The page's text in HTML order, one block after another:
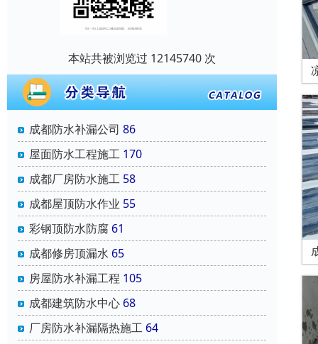
本站共被浏览过 12145740 次
成都防水补漏公司 86
屋面防水工程施工 170
成都厂房防水施工 58
成都屋顶防水作业 55
彩钢顶防水防腐 61
成都修房顶漏水 65
房屋防水补漏工程 105
成都建筑防水中心 68
厂房防水补漏隔热施工 64